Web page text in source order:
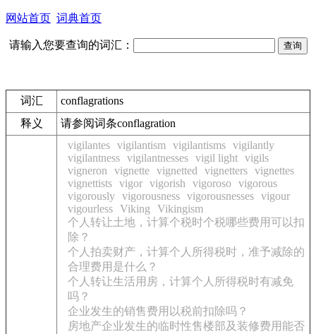
网站首页 词典首页
请输入您要查询的词汇：
词汇
conflagrations
释义
请参阅词条conflagration
vigilantes vigilantism vigilantisms vigilantly
vigilantness vigilantnesses vigil light vigils
vigneron
vignette vignetted vignetters vignettes
vignettists vigor vigorish vigoroso vigorous
vigorously vigorousness vigorousnesses vigour
vigourless Viking
Vikingism
个人转让土地，计算个税时个税哪些费用可以扣
除？
个人拍卖财产，计算个人所得税时，准予减除的
合理费用是什么？
个人转让生活用房，计算个人所得税时有减免
吗？
企业发生的销售费用以税前扣除吗？
房地产企业发生的临时性售楼部及装修费用能否